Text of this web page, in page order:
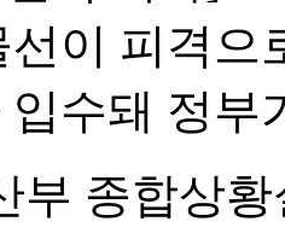
이 피격으
입수돼 정부
부 종합상